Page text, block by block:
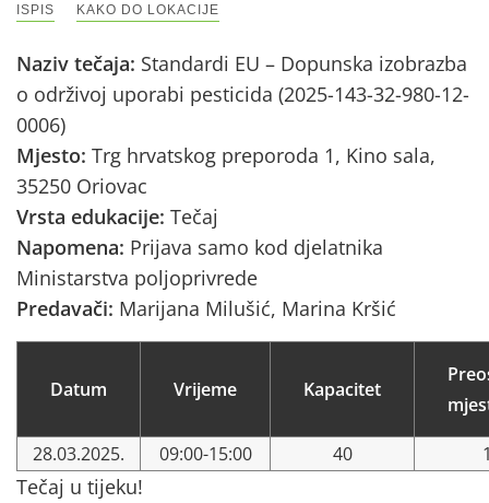
ISPIS KAKO DO LOKACIJE
Naziv tečaja: Standardi EU – Dopunska izobrazba
o održivoj uporabi pesticida (2025-143-32-980-12-
0006)
Mjesto: Trg hrvatskog preporoda 1, Kino sala,
35250 Oriovac
Vrsta edukacije: Tečaj
Napomena: Prijava samo kod djelatnika
Ministarstva poljoprivrede
Predavači: Marijana Milušić, Marina Kršić
Datum Vrijeme Kapacitet
28.03.2025. 09:00-15:00 40
Tečaj u tijeku!